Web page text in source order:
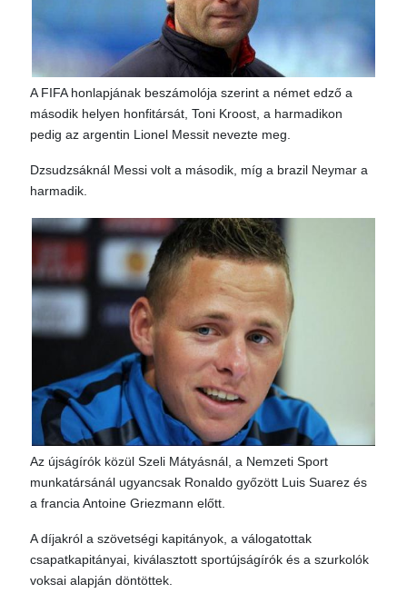
A FIFA honlapjának beszámolója szerint a német edző a
második helyen honfitársát, Toni Kroost, a harmadikon
pedig az argentin Lionel Messit nevezte meg.
Dzsudzsáknál Messi volt a második, míg a brazil Neymar a
harmadik.
Az újságírók közül Szeli Mátyásnál, a Nemzeti Sport
munkatársánál ugyancsak Ronaldo győzött Luis Suarez és
a francia Antoine Griezmann előtt.
A díjakról a szövetségi kapitányok, a válogatottak
csapatkapitányai, kiválasztott sportújságírók és a szurkolók
voksai alapján döntöttek.